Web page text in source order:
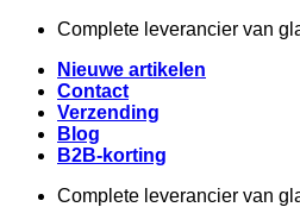
inhoud
Complete leverancier van
Nieuwe artikelen
Contact
Verzending
Blog
B2B-korting
Complete leverancier van